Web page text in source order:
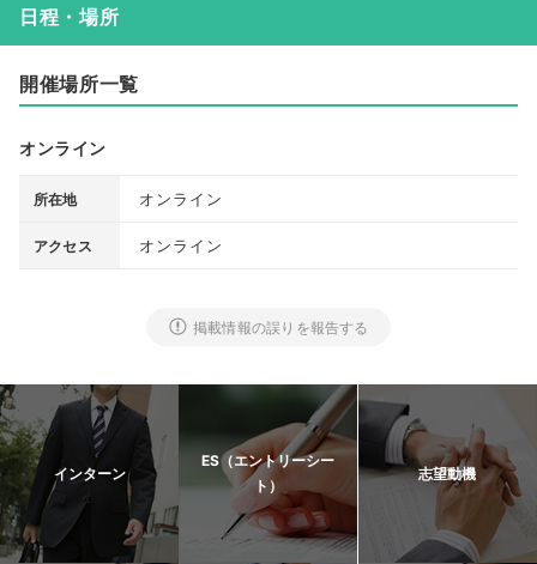
日程・場所
開催場所一覧
オンライン
所在地 オンライン
アクセス オンライン
掲載情報の誤りを報告する
インターン
ES（エントリーシー
ト）
志望動機